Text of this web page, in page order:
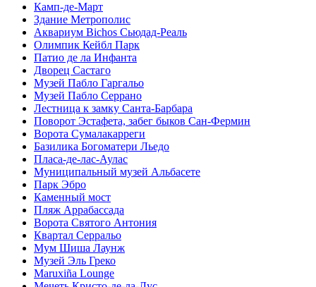
Камп-де-Март
Здание Метрополис
Аквариум Bichos Сьюдад-Реаль
Олимпик Кейбл Парк
Патио де ла Инфанта
Дворец Састагo
Музей Пабло Гаргальо
Музей Пабло Серрано
Лестница к замку Санта-Барбара
Поворот Эстафета, забег быков Сан-Фермин
Ворота Сумалакарреги
Базилика Богоматери Льедо
Пласа-де-лас-Аулас
Муниципальный музей Альбасете
Парк Эбро
Каменный мост
Пляж Аррабассада
Ворота Святого Антония
Квартал Серральо
Мум Шиша Лаунж
Музей Эль Греко
Maruxiña Lounge